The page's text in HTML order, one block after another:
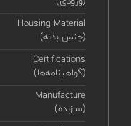
Housing Material
(جنس بدنه)
Certifications
(گواهینامه‌ها)
Manufacture
(سازنده)